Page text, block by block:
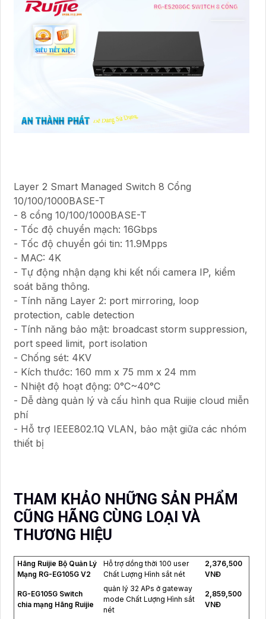
Layer 2 Smart Managed Switch 8 Cổng
10/100/1000BASE-T
- 8 cổng 10/100/1000BASE-T
- Tốc độ chuyển mạch: 16Gbps
- Tốc độ chuyển gói tin: 11.9Mpps
- MAC: 4K
- Tự động nhận dạng khi kết nối camera IP, kiểm
soát băng thông.
- Tính năng Layer 2: port mirroring, loop
protection, cable detection
- Tính năng bảo mật: broadcast storm suppression,
port speed limit, port isolation
- Chống sét: 4KV
- Kích thước: 160 mm x 75 mm x 24 mm
- Nhiệt độ hoạt động: 0°C~40°C
- Dễ dàng quản lý và cấu hình qua Ruijie cloud miễn
phí
- Hỗ trợ IEEE802.1Q VLAN, bảo mật giữa các nhóm
thiết bị
THAM KHẢO NHỮNG SẢN PHẨM
CŨNG HÃNG CÙNG LOẠI VÀ
THƯƠNG HIỆU
Hãng Ruijie Bộ Quản Lý
Mạng RG-EG105G V2
Hỗ trợ dồng thời 100 user
Chất Lượng Hình sắt nét
2,376,500
VNĐ
RG-EG105G Switch
chia mạng Hãng Ruijie
quản lý 32 APs ở gateway
mode Chất Lượng Hình sắt
nét
2,859,500
VNĐ